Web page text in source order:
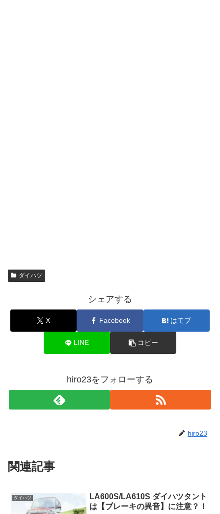
ダイハツ
シェアする
X Facebook はてブ
LINE コピー
hiro23をフォローする
hiro23
関連記事
ダイハツ
LA600S/LA610S ダイハツタント
は【ブレーキの異音】に注意？！